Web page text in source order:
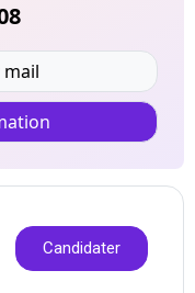
Candidater